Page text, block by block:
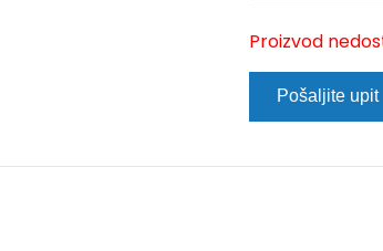
Proizvod
Pošaljite upit